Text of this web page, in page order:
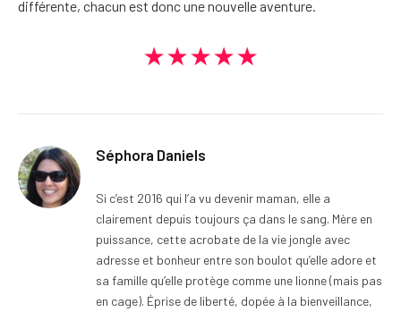
différente, chacun est donc une nouvelle aventure.
★★★★★
Séphora Daniels
Si c’est 2016 qui l’a vu devenir maman, elle a
clairement depuis toujours ça dans le sang. Mère en
puissance, cette acrobate de la vie jongle avec
adresse et bonheur entre son boulot qu’elle adore et
sa famille qu’elle protège comme une lionne (mais pas
en cage). Éprise de liberté, dopée à la bienveillance,